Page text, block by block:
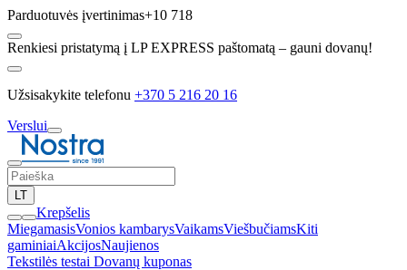
Parduotuvės įvertinimas+10 718
Renkiesi pristatymą į LP EXPRESS paštomatą – gauni dovanų!
Užsisakykite telefonu +370 5 216 20 16
Verslui
LT
Krepšelis
MiegamasisVonios kambarysVaikamsViešbučiamsKiti
gaminiaiAkcijosNaujienos
Tekstilės testai Dovanų kuponas